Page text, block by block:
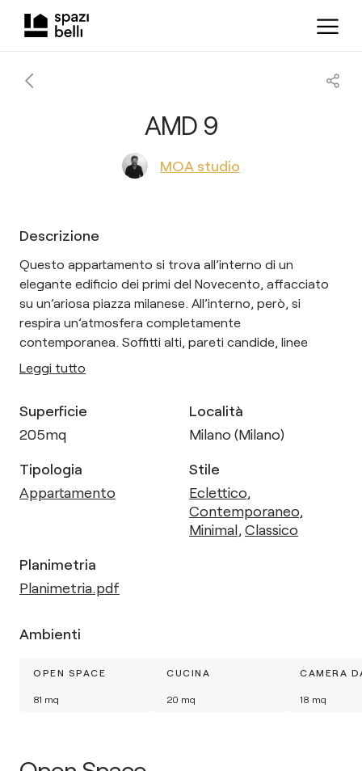
AMD 9
MOA studio
Descrizione
Questo appartamento si trova all’interno di un
elegante edificio dei primi del Novecento, affacciato
su un’ariosa piazza milanese. All’interno, però, si
respira un’atmosfera completamente
contemporanea. Soffitti alti, pareti candide, linee
Leggi tutto
Superficie
205mq
Località
Milano (Milano)
Tipologia
Appartamento
Stile
Eclettico,
Contemporaneo,
Minimal,Classico
Planimetria
Planimetria.pdf
Ambienti
OPEN SPACE
81 mq
CUCINA
20 mq
CAMERA
18 mq